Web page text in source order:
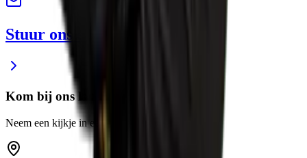
Stuur ons een e-mail
Kom bij ons langs
Neem een kijkje in een van onze showrooms